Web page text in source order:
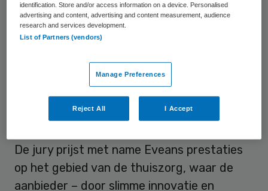
tussen klant en hulpverlener te
bewerkstelligen, een elektronische
medicijndispenser (Medido), of een heupapp
waarmee mensen zo goed mogelijk
voorbereid hun operatie ingaan.
Slimme innovatie
De jury prijst met name Eveans prestaties
op het gebied van de thuiszorg, waar de
aanbieder – door slimme innovatie en
identification. Store and/or access information on a device. Personalised
advertising and content, advertising and content measurement, audience
research and services development.
List of Partners (vendors)
Manage Preferences
Reject All I Accept